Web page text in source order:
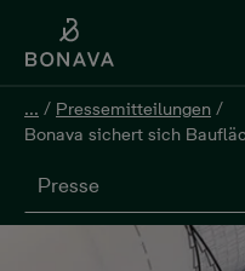
... / Pressemitteilungen /
Bonava sichert sich
Presse